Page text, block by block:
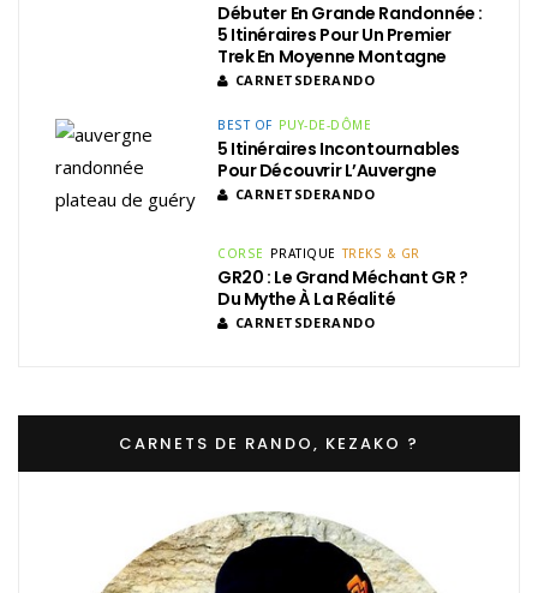
Débuter En Grande Randonnée :
5 Itinéraires Pour Un Premier
Trek En Moyenne Montagne
CARNETSDERANDO
BEST OF PUY-DE-DÔME
5 Itinéraires Incontournables
Pour Découvrir L’Auvergne
CARNETSDERANDO
CORSE PRATIQUE TREKS & GR
GR20 : Le Grand Méchant GR ?
Du Mythe À La Réalité
CARNETSDERANDO
CARNETS DE RANDO, KEZAKO ?